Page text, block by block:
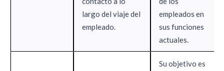
largo del viaje del
empleado.
empleados en
sus funciones
actuales.
Su objetivo es